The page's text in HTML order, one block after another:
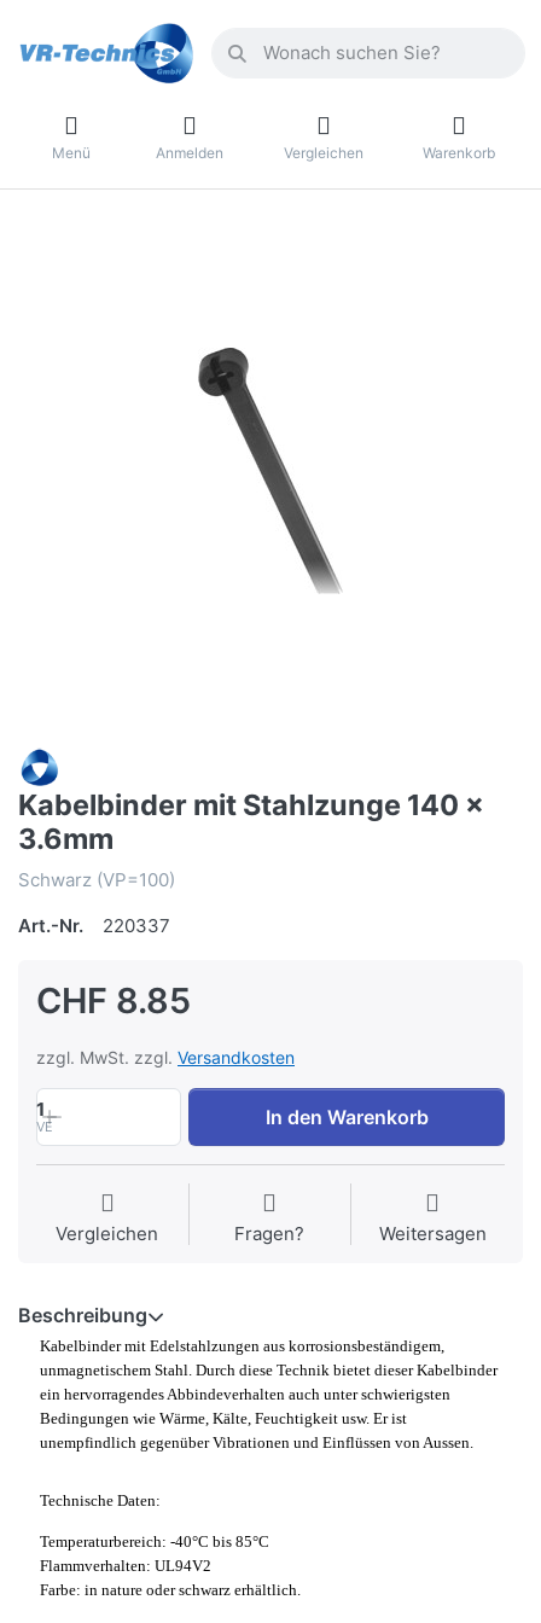
Menü Anmelden Vergleichen Warenkorb
Kabelbinder mit Stahlzunge 140 x
3.6mm
Schwarz (VP=100)
Art.-Nr.
220337
CHF 8.85
zzgl. MwSt. zzgl. Versandkosten
1
VE In den Warenkorb
Vergleichen Fragen? Weitersagen
Beschreibung
Kabelbinder mit Edelstahlzungen aus korrosionsbeständigem,
unmagnetischem Stahl. Durch diese Technik bietet dieser Kabelbinder
ein hervorragendes Abbindeverhalten auch unter schwierigsten
Bedingungen wie Wärme, Kälte, Feuchtigkeit usw. Er ist
unempfindlich gegenüber Vibrationen und Einflüssen von Aussen.
Technische Daten:
Temperaturbereich: -40°C bis 85°C
Flammverhalten: UL94V2
Farbe: in nature oder schwarz erhältlich.